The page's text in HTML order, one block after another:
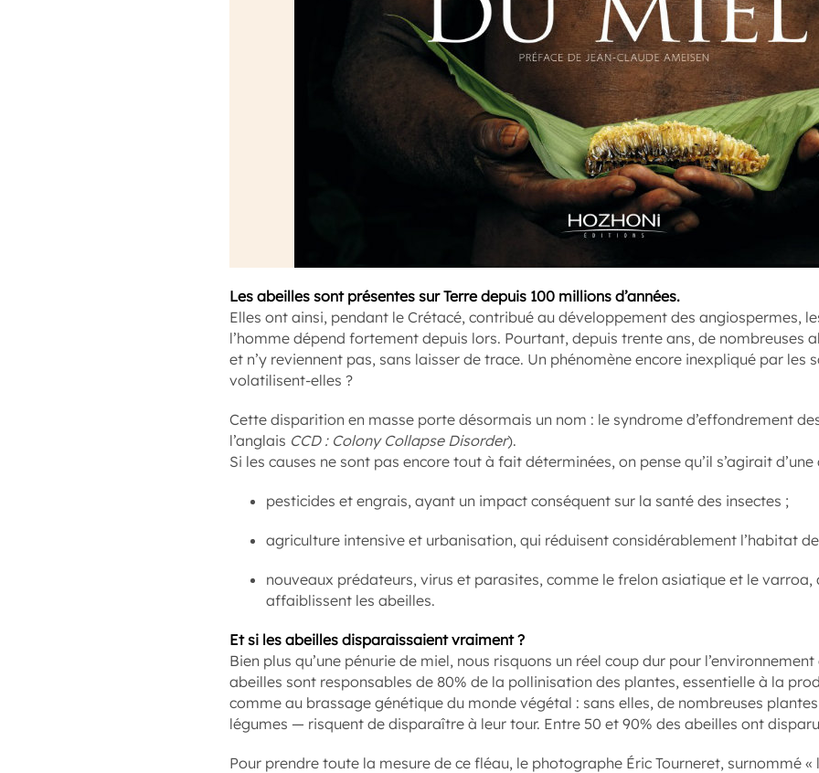
Les abeilles sont présentes sur Terre depuis 100 millions d’années.
Elles ont ainsi, pendant le Crétacé, contribué au développement des angiospermes,
l’homme dépend fortement depuis lors. Pourtant, depuis trente ans, de nombreuses
et n’y reviennent pas, sans laisser de trace. Un phénomène encore inexpliqué par les
volatilisent-elles ?
Cette disparition en masse porte désormais un nom : le syndrome d’effondrement
l’anglais CCD : Colony Collapse Disorder).
Si les causes ne sont pas encore tout à fait déterminées, on pense qu’il s’agirait
pesticides et engrais, ayant un impact conséquent sur la santé des insectes ;
agriculture intensive et urbanisation, qui réduisent considérablement l’habitat
nouveaux prédateurs, virus et parasites, comme le frelon asiatique et le
affaiblissent les abeilles.
Et si les abeilles disparaissaient vraiment ?
Bien plus qu’une pénurie de miel, nous risquons un réel coup dur pour
abeilles sont responsables de 80% de la pollinisation des plantes, essentielle à la
comme au brassage génétique du monde végétal : sans elles, de nombreuses
légumes — risquent de disparaître à leur tour. Entre 50 et 90% des abeilles ont
Pour prendre toute la mesure de ce fléau, le photographe Éric Tourneret, surnommé